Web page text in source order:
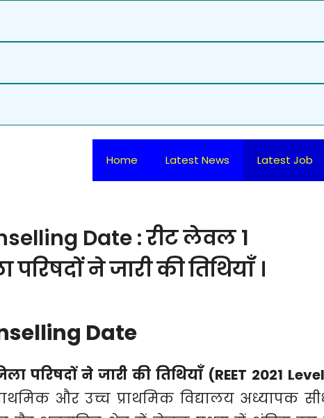
Home Latest News Latest Job
Date : रीट लेवल 1
ने जारी की तिथियाँ ।
Date
ने जारी की तिथियाँ (REET 2021
और उच्च प्राथमिक विद्यालय अध्यापक